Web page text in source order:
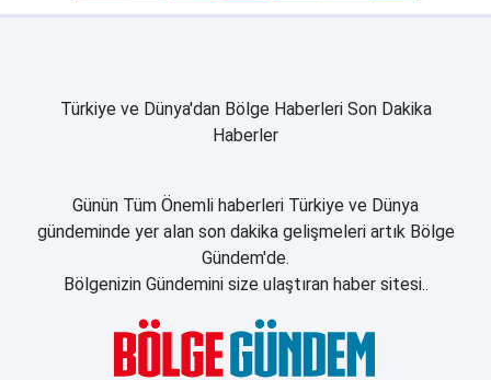
Türkiye ve Dünya'dan Bölge Haberleri Son Dakika
Haberler
Günün Tüm Önemli haberleri Türkiye ve Dünya
gündeminde yer alan son dakika gelişmeleri artık Bölge
Gündem'de.
Bölgenizin Gündemini size ulaştıran haber sitesi..